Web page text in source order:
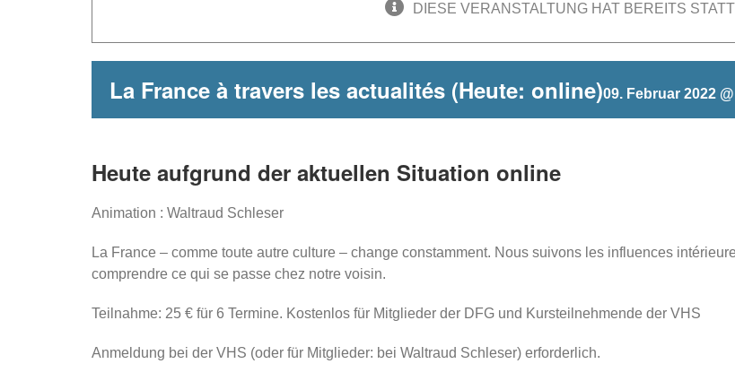
DIESE VERANSTALTUNG HAT BEREITS
La France à travers les actualités (Heute: online)09. Februar 2022
Heute aufgrund der aktuellen Situation online
Animation : Waltraud Schleser
La France – comme toute autre culture – change constamment. Nous suivons les influences
comprendre ce qui se passe chez notre voisin.
Teilnahme: 25 € für 6 Termine. Kostenlos für Mitglieder der DFG und Kursteilnehmende der VHS
Anmeldung bei der VHS (oder für Mitglieder: bei Waltraud Schleser) erforderlich.